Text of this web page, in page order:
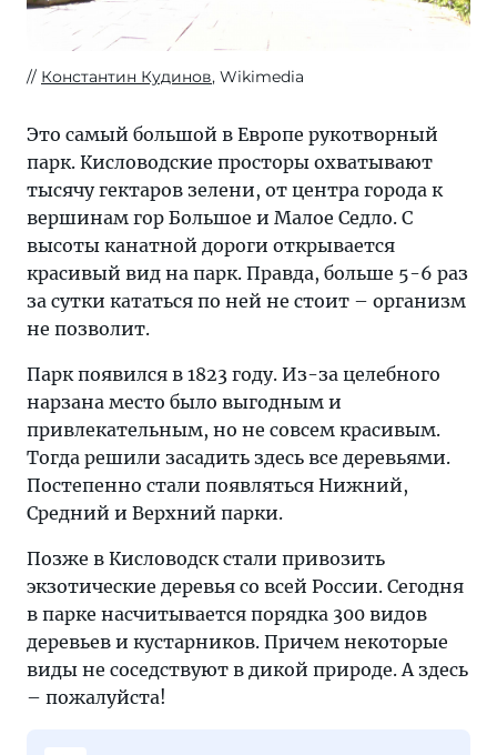
Константин Кудинов, Wikimedia
Это самый большой в Европе рукотворный
парк. Кисловодские просторы охватывают
тысячу гектаров зелени, от центра города к
вершинам гор Большое и Малое Седло. С
высоты канатной дороги открывается
красивый вид на парк. Правда, больше 5-6 раз
за сутки кататься по ней не стоит – организм
не позволит.
Парк появился в 1823 году. Из-за целебного
нарзана место было выгодным и
привлекательным, но не совсем красивым.
Тогда решили засадить здесь все деревьями.
Постепенно стали появляться Нижний,
Средний и Верхний парки.
Позже в Кисловодск стали привозить
экзотические деревья со всей России. Сегодня
в парке насчитывается порядка 300 видов
деревьев и кустарников. Причем некоторые
виды не соседствуют в дикой природе. А здесь
– пожалуйста!